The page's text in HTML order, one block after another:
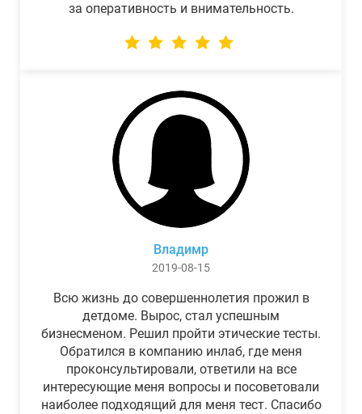
за оперативность и внимательность.
Владимр
2019-08-15
Всю жизнь до совершеннолетия прожил в
детдоме. Вырос, стал успешным
бизнесменом. Решил пройти этические тесты.
Обратился в компанию инлаб, где меня
проконсультировали, ответили на все
интересующие меня вопросы и посоветовали
наиболее подходящий для меня тест. Спасибо